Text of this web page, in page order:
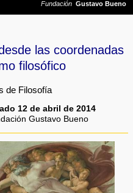
las coordenadas
filosófico
de Filosofía
12 de abril de 2014
Gustavo Bueno